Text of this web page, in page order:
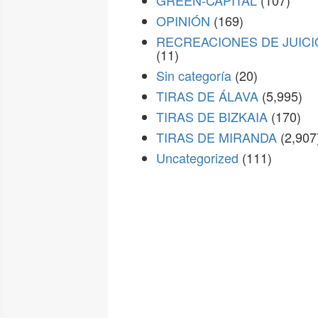
OPINIÓN (169)
RECREACIONES DE
(11)
Sin categoría (20)
TIRAS DE ÁLAVA (5,995)
TIRAS DE BIZKAIA (170)
TIRAS DE MIRANDA
Uncategorized (111)